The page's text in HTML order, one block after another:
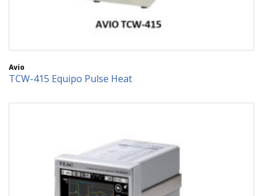
Avio
TCW-415 Equipo Pulse Heat